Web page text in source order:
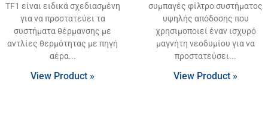
TF1 είναι ειδικά σχεδιασμένη
για να προστατεύει τα
συστήματα θέρμανσης με
αντλίες θερμότητας με πηγή
αέρα
View Product »
συμπαγές φίλτρο συστήματος
υψηλής απόδοσης που
χρησιμοποιεί έναν ισχυρό
μαγνήτη νεοδυμίου για να
προστατεύσει
View Product »